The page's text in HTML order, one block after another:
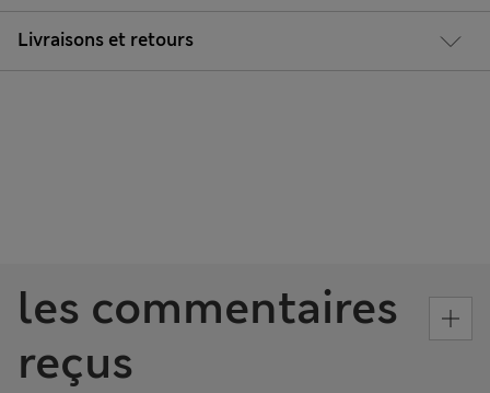
Livraisons et retours
les commentaires
reçus